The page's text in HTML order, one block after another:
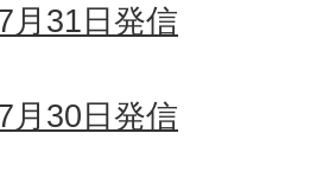
月31日発信
月30日発信